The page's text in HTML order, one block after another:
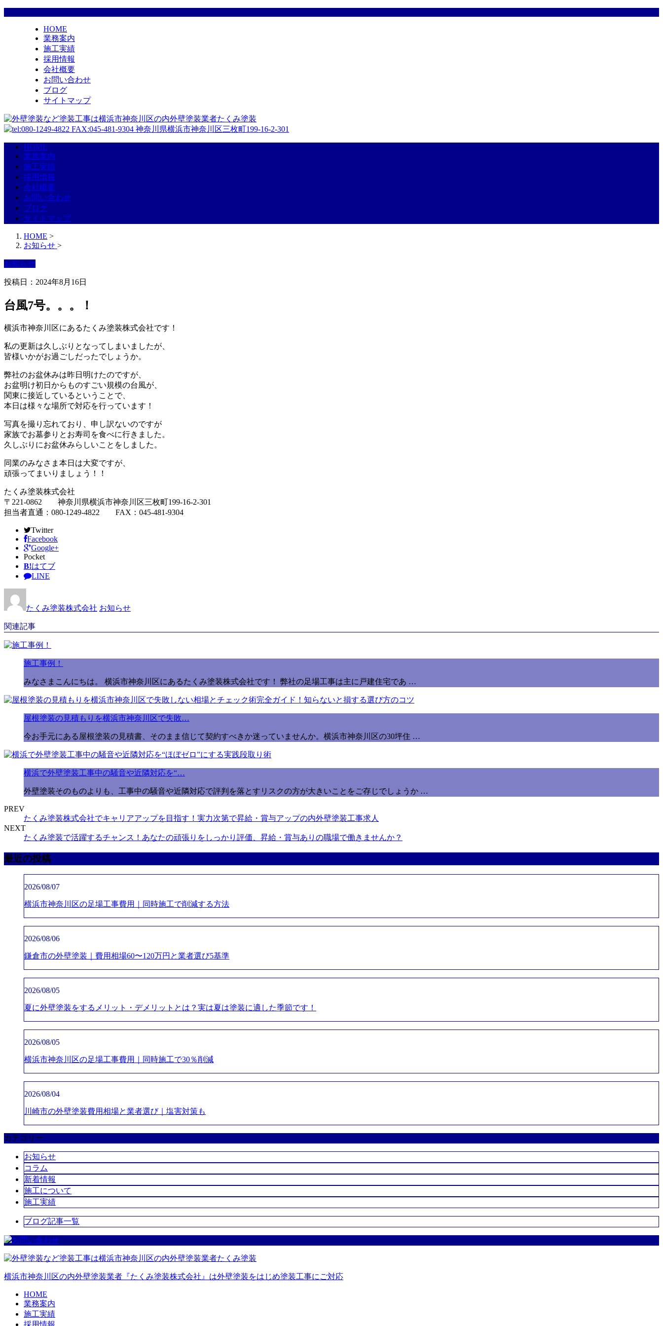
HOME
業務案内
施工実績
採用情報
会社概要
お問い合わせ
ブログ
サイトマップ
HOME
業務案内
施工実績
採用情報
会社概要
お問い合わせ
ブログ
サイトマップ
HOME >
お知らせ >
お知らせ
投稿日：2024年8月16日
台風7号。。。！
横浜市神奈川区にあるたくみ塗装株式会社です！
私の更新は久しぶりとなってしまいましたが、
皆様いかがお過ごしだったでしょうか。
弊社のお盆休みは昨日明けたのですが、
お盆明け初日からものすごい規模の台風が、
関東に接近しているということで、
本日は様々な場所で対応を行っています！
写真を撮り忘れており、申し訳ないのですが
家族でお墓参りとお寿司を食べに行きました。
久しぶりにお盆休みらしいことをしました。
同業のみなさま本日は大変ですが、
頑張ってまいりましょう！！
たくみ塗装株式会社
〒221-0862 神奈川県横浜市神奈川区三枚町199-16-2-301
担当者直通：080-1249-4822 FAX：045-481-9304
Twitter
Facebook
Google+
Pocket
B!はてブ
LINE
たくみ塗装株式会社 お知らせ
関連記事
施工事例！
みなさまこんにちは。 横浜市神奈川区にあるたくみ塗装株式会社です！ 弊社の足場工事は主に戸建住宅であ …
屋根塗装の見積もりを横浜市神奈川区で失敗…
今お手元にある屋根塗装の見積書、そのまま信じて契約すべきか迷っていませんか。横浜市神奈川区の30坪住 …
横浜で外壁塗装工事中の騒音や近隣対応を“…
外壁塗装そのものよりも、工事中の騒音や近隣対応で評判を落とすリスクの方が大きいことをご存じでしょうか …
PREV
たくみ塗装株式会社でキャリアアップを目指す！実力次第で昇給・賞与アップの内外壁塗装工事求人
NEXT
たくみ塗装で活躍するチャンス！あなたの頑張りをしっかり評価、昇給・賞与ありの職場で働きませんか？
最近の投稿
2026/08/07
横浜市神奈川区の足場工事費用｜同時施工で削減する方法
2026/08/06
鎌倉市の外壁塗装｜費用相場60〜120万円と業者選び5基準
2026/08/05
夏に外壁塗装をするメリット・デメリットとは？実は夏は塗装に適した季節です！
2026/08/05
横浜市神奈川区の足場工事費用｜同時施工で30％削減
2026/08/04
川崎市の外壁塗装費用相場と業者選び｜塩害対策も
カテゴリー
お知らせ
コラム
新着情報
施工について
施工実績
ブログ記事一覧
横浜市神奈川区の内外壁塗装業者『たくみ塗装株式会社』は外壁塗装をはじめ塗装工事にご対応
HOME
業務案内
施工実績